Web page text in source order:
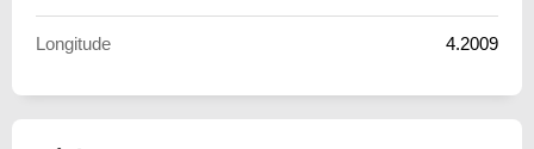
Longitude 4.2009